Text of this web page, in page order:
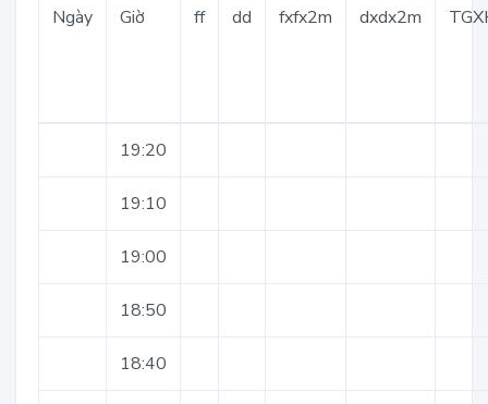
Ngày Giờ ff dd fxfx2m dxdx2m
19:20
19:10
19:00
18:50
18:40